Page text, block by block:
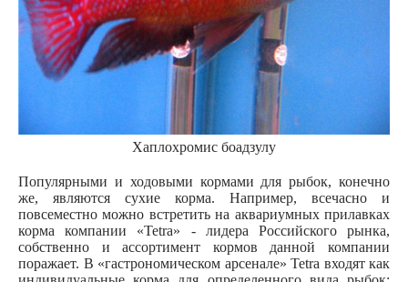
Хаплохромис боадзулу
Популярными и ходовыми кормами для рыбок, конечно
же, являются сухие корма. Например, всечасно и
повсеместно можно встретить на аквариумных прилавках
корма компании «Tetra» - лидера Российского рынка,
собственно и ассортимент кормов данной компании
поражает. В «гастрономическом арсенале» Tetra входят как